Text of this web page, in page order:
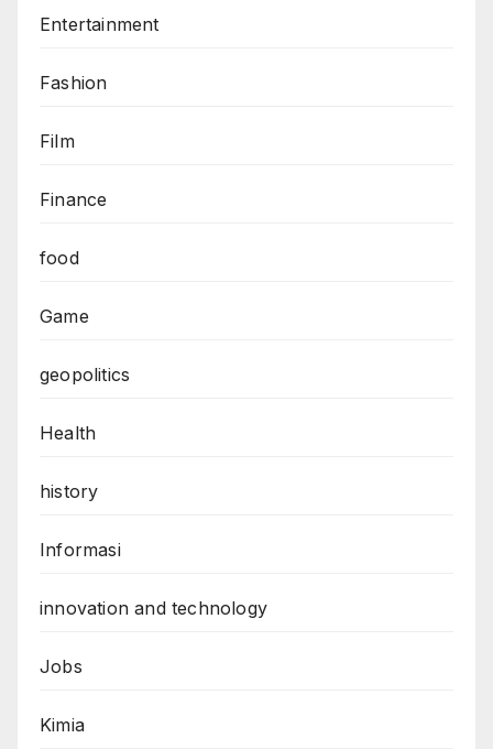
Entertainment
Fashion
Film
Finance
food
Game
geopolitics
Health
history
Informasi
innovation and technology
Jobs
Kimia